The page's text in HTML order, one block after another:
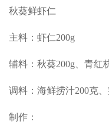
秋葵鲜虾仁
主料：虾仁200g
辅料：秋葵200g、青红
调料：海鲜捞汁200克
制作：